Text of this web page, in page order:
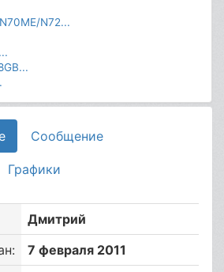
N72...
Сообщение
Графики
Дмитрий
7 февраля 2011